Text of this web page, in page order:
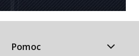
Pomoc